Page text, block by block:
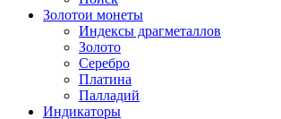
Золотои монеты
Индексы драгметаллов
Золото
Серебро
Платина
Палладий
Индикаторы